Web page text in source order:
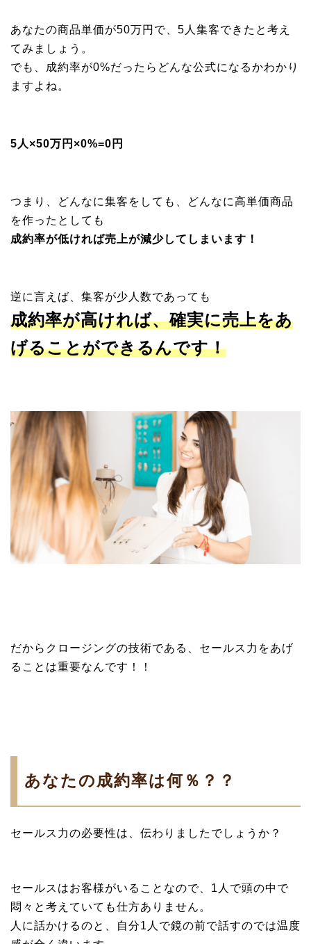
あなたの商品単価が50万円で、5人集客できたと考え
てみましょう。
でも、成約率が0%だったらどんな公式になるかわかり
ますよね。
5人×50万円×0%=0円
つまり、どんなに集客をしても、どんなに高単価商品
を作ったとしても
成約率が低ければ売上が減少してしまいます！
逆に言えば、集客が少人数であっても
成約率が高ければ、確実に売上をあ
げることができるんです！
だからクロージングの技術である、セールス力をあげ
ることは重要なんです！！
あなたの成約率は何％？？
セールス力の必要性は、伝わりましたでしょうか？
セールスはお客様がいることなので、1人で頭の中で
悶々と考えていても仕方ありません。
人に話かけるのと、自分1人で鏡の前で話すのでは温度